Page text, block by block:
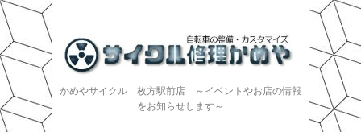
かめやサイクル 枚方駅前店 ～イベントやお店の情報
をお知らせします～